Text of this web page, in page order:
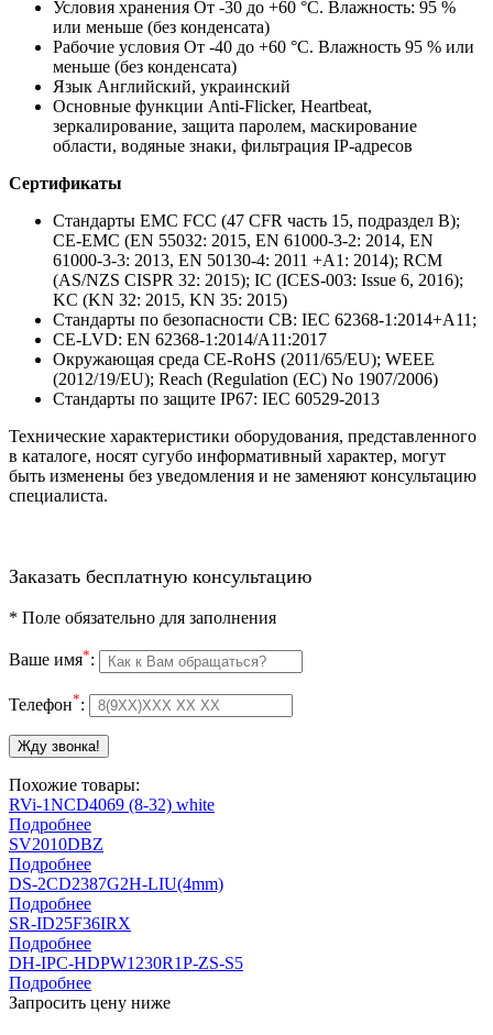
Условия хранения От -30 до +60 °C. Влажность: 95 %
или меньше (без конденсата)
Рабочие условия От -40 до +60 °C. Влажность 95 % или
меньше (без конденсата)
Язык Английский, украинский
Основные функции Anti-Flicker, Heartbeat,
зеркалирование, защита паролем, маскирование
области, водяные знаки, фильтрация IP-адресов
Сертификаты
Стандарты EMC FCC (47 CFR часть 15, подраздел B);
CE-EMC (EN 55032: 2015, EN 61000-3-2: 2014, EN
61000-3-3: 2013, EN 50130-4: 2011 +A1: 2014); RCM
(AS/NZS CISPR 32: 2015); IC (ICES-003: Issue 6, 2016);
KC (KN 32: 2015, KN 35: 2015)
Стандарты по безопасности CB: IEC 62368-1:2014+A11;
CE-LVD: EN 62368-1:2014/A11:2017
Окружающая среда CE-RoHS (2011/65/EU); WEEE
(2012/19/EU); Reach (Regulation (EC) No 1907/2006)
Стандарты по защите IP67: IEC 60529-2013
Технические характеристики оборудования, представленного
в каталоге, носят сугубо информативный характер, могут
быть изменены без уведомления и не заменяют консультацию
специалиста.
Заказать бесплатную консультацию
* Поле обязательно для заполнения
Ваше имя*:
Телефон*:
Похожие товары:
RVi-1NCD4069 (8-32) white
Подробнее
SV2010DBZ
Подробнее
DS-2CD2387G2H-LIU(4mm)
Подробнее
SR-ID25F36IRX
Подробнее
DH-IPC-HDPW1230R1P-ZS-S5
Подробнее
Запросить цену ниже